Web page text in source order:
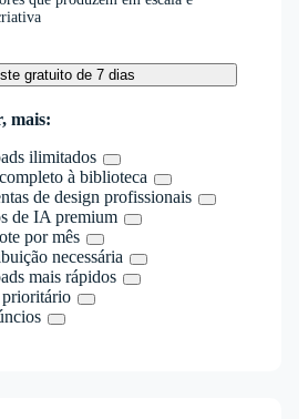
gratuito de 7 dias
mais:
ilimitados
à biblioteca
de design profissionais
de IA premium
por mês
necessária
mais rápidos
prioritário